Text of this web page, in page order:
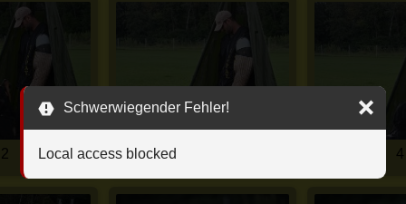
2 4
Schwerwiegender Fehler!
Local access blocked